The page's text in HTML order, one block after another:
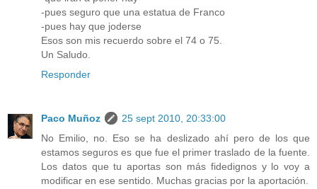
-pues seguro que una estatua de Franco
-pues hay que joderse
Esos son mis recuerdo sobre el 74 o 75.
Un Saludo.
Responder
Paco Muñoz
25 sept 2010, 20:33:00
No Emilio, no. Eso se ha deslizado ahí pero de los que
estamos seguros es que fue el primer traslado de la fuente.
Los datos que tu aportas son más fidedignos y lo voy a
modificar en ese sentido. Muchas gracias por la aportación.